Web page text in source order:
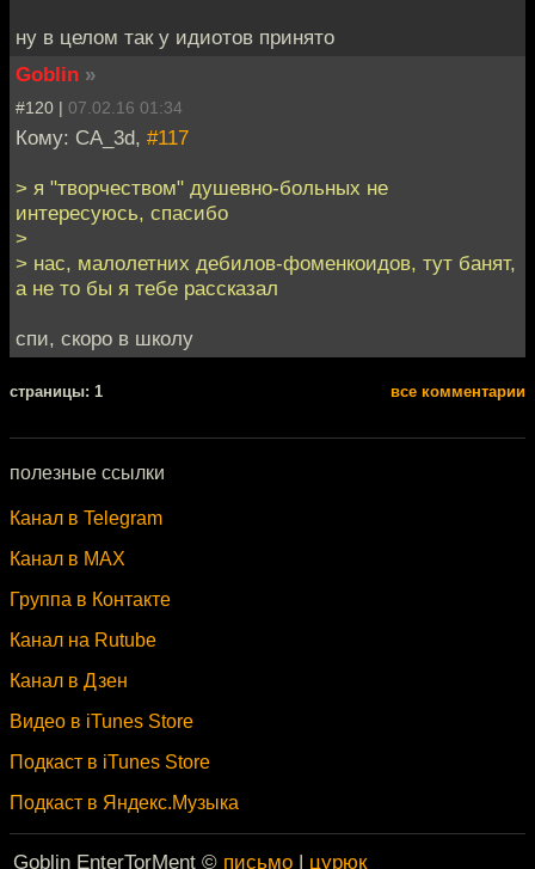
ну в целом так у идиотов принято
Goblin »
#120 | 07.02.16 01:34
Кому: CA_3d, #117
> я "творчеством" душевно-больных не
интересуюсь, спасибо
>
> нас, малолетних дебилов-фоменкоидов, тут банят,
а не то бы я тебе рассказал
спи, скоро в школу
cтраницы: 1 все комментарии
полезные ссылки
Канал в Telegram
Канал в MAX
Группа в Контакте
Канал на Rutube
Канал в Дзен
Видео в iTunes Store
Подкаст в iTunes Store
Подкаст в Яндекс.Музыка
Goblin EnterTorMent © письмо | цурюк